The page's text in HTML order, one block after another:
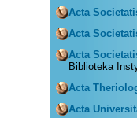
Acta
Acta
Acta
Biblioteka
Acta
Acta